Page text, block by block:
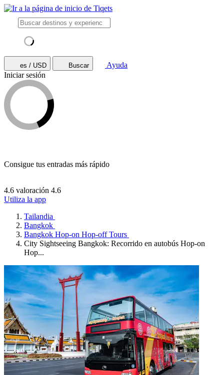
es / USD Buscar
Ayuda
Iniciar sesión
Consigue tus entradas más rápido
4.6 valoración 4.6
Utiliza la app
Tailandia
Bangkok
Bangkok Hop-on Hop-off Tours
City Sightseeing Bangkok: Recorrido en autobús Hop-on
Hop...